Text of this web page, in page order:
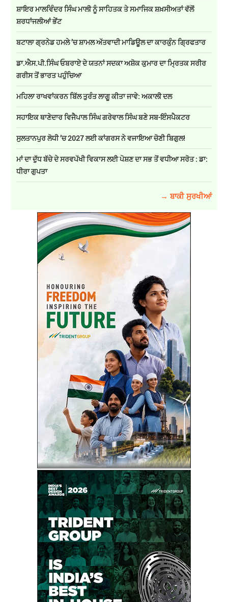
ਸ਼ਾਇਰ ਮਾਲਵਿੰਦਰ ਸਿੰਘ ਮਾਲੀ ਨੂੰ ਸਾਹਿਤਕ ਤੇ ਸਮਾਜਿਕ ਸ਼ਖ਼ਸੀਅਤਾਂ ਵੱਲੋਂ
ਸ਼ਰਧਾਂਜਲੀਆਂ ਭੇਂਟ
ਬਟਾਲਾ ਗ੍ਰਨੇਡ ਹਮਲੇ ’ਚ ਸ਼ਾਮਲ ਅੱਤਵਾਦੀ ਮਾਡਿਊਲ ਦਾ ਕਾਰਕੁੰਨ ਗ੍ਰਿਫਤਾਰ
ਡਾ.ਐਸ.ਪੀ.ਸਿੰਘ ਓਬਰਾਏ ਦੇ ਯਤਨਾਂ ਸਦਕਾ ਅਸ਼ੋਕ ਕੁਮਾਰ ਦਾ ਮ੍ਰਿਤਕ ਸਰੀਰ
ਗਰੀਸ ਤੋਂ ਭਾਰਤ ਪਹੁੰਚਿਆ
ਮਹਿਲਾ ਰਾਖਵਾਂਕਰਨ ਬਿੱਲ ਤੁਰੰਤ ਲਾਗੂ ਕੀਤਾ ਜਾਵੇ: ਅਕਾਲੀ ਦਲ
ਸਹਾਇਕ ਥਾਣੇਦਾਰ ਵਿਜੈਪਾਲ ਸਿੰਘ ਗਰੇਵਾਲ ਸਿੰਘ ਬਣੇ ਸਬ-ਇੰਸਪੈਕਟਰ
ਸੁਲਤਾਨਪੁਰ ਲੋਧੀ ’ਚ 2027 ਲਈ ਕਾਂਗਰਸ ਨੇ ਵਜਾਇਆ ਚੋਣੀ ਬਿਗੁਲ!
ਮਾਂ ਦਾ ਦੁੱਧ ਬੱਚੇ ਦੇ ਸਰਵਪੱਖੀ ਵਿਕਾਸ ਲਈ ਪੋਸ਼ਣ ਦਾ ਸਭ ਤੋਂ ਵਧੀਆ ਸਰੋਤ : ਡਾ:
ਧੀਰਾ ਗੁਪਤਾ
→ ਬਾਕੀ ਸੁਰਖੀਆਂ